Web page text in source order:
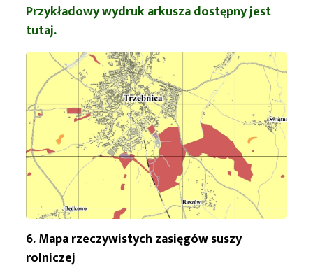
Przykładowy wydruk arkusza dostępny jest
tutaj.
6. Mapa rzeczywistych zasięgów suszy
rolniczej